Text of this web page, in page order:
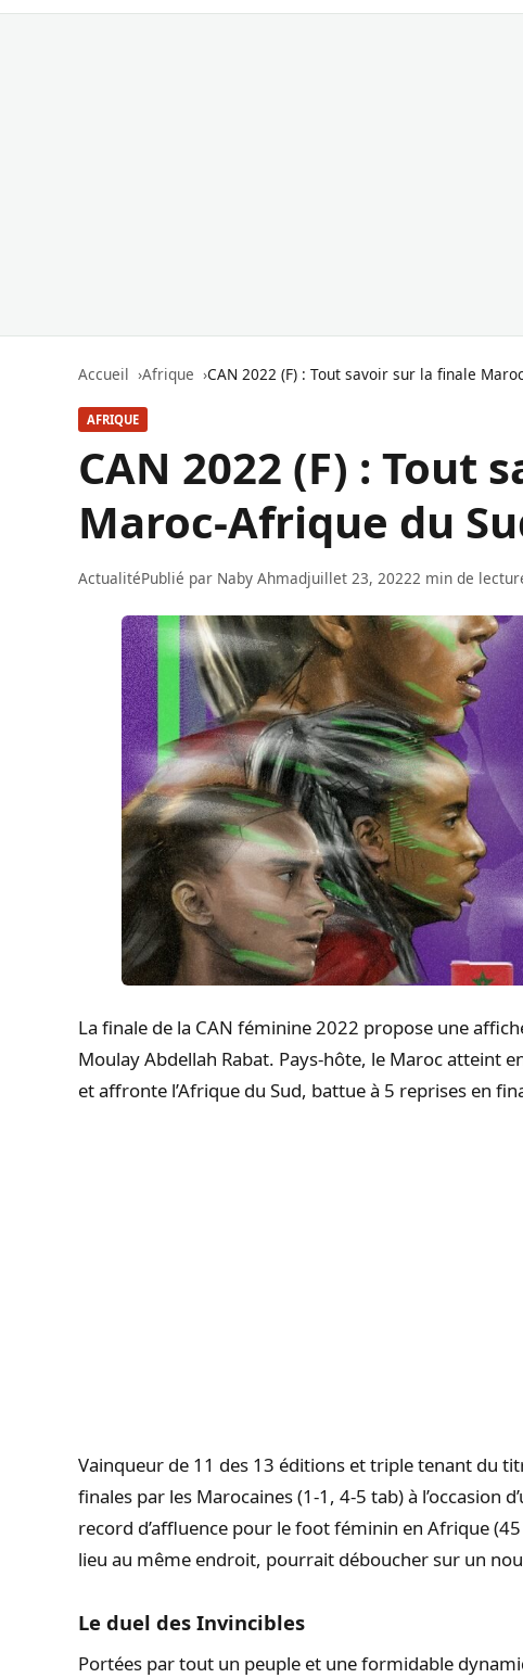
Accueil Afrique CAN 2022 (F) : Tout savoir sur la finale
AFRIQUE
CAN 2022 (F) : Tout
Maroc-Afrique du
ActualitéPublié par Naby Ahmadjuillet 23, 20222 min de
La finale de la CAN féminine 2022 propose une
Moulay Abdellah Rabat. Pays-hôte, le Maroc atteint
et affronte l’Afrique du Sud, battue à 5 reprises en
Vainqueur de 11 des 13 éditions et triple tenant du
finales par les Marocaines (1-1, 4-5 tab) à l’occasion
record d’affluence pour le foot féminin en Afrique
lieu au même endroit, pourrait déboucher sur un
Le duel des Invincibles
Portées par tout un peuple et une formidable